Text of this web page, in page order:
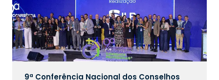
9ª Conferência Nacional dos Conselhos